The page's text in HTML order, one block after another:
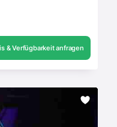
& Verfügbarkeit anfragen